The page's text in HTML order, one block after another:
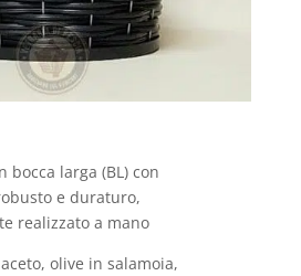
bocca larga (BL) con
e duraturo,
realizzato a mano
olive in salamoia,